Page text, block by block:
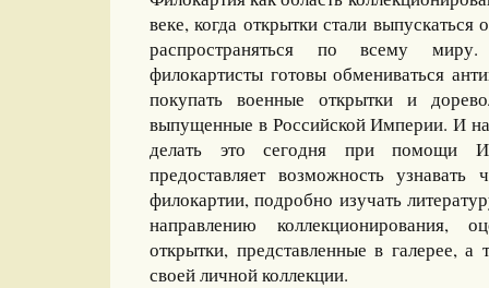
веке, когда открытки стали
распространяться по всему
филокартисты готовы обмениваться
покупать военные открытки и
выпущенные в Российской Империи. И
делать это сегодня при помощи
предоставляет возможность
филокартии, подробно изучать
направлению коллекционирования,
открытки, представленные в галерее, а
своей личной коллекции.